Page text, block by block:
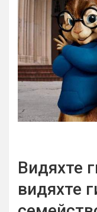
Видяхте
видяхте